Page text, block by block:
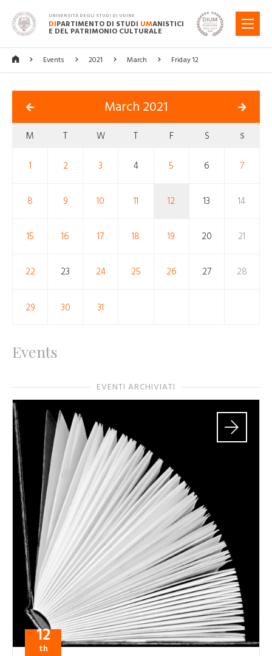
UNIVERSITÀ DEGLI STUDI DI UDINE
DIPARTIMENTO DI STUDI UMANISTICI
E DEL PATRIMONIO CULTURALE
MENU
Events 2021 March Friday 12
March 2021
M T W T F S S
1 2 3 4 5 6 7
8 9 10 11 12 13 14
15 16 17 18 19 20 21
22 23 24 25 26 27 28
29 30 31
Events
EVENTI ARCHIVIATI
12
th